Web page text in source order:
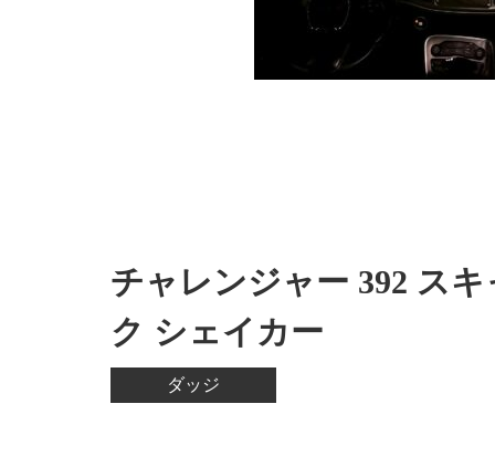
チャレンジャー 392 ス
ク シェイカー
ダッジ